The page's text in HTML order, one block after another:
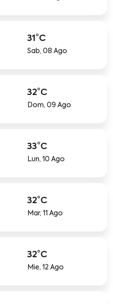
31°C
Sab, 08 Ago
32°C
Dom, 09 Ago
33°C
Lun, 10 Ago
32°C
Mar, 11 Ago
32°C
Mie, 12 Ago